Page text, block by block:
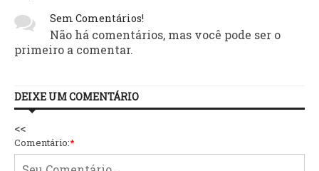
Sem Comentários!
Não há comentários, mas você pode ser o
primeiro a comentar.
DEIXE UM COMENTÁRIO
<<
Comentário:*